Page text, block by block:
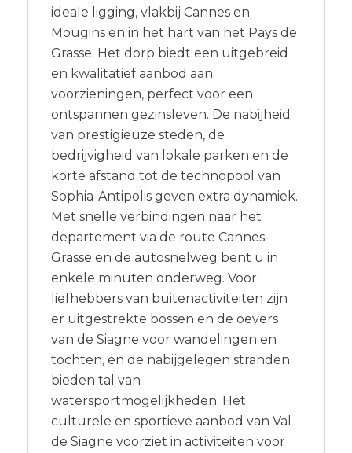
ideale ligging, vlakbij Cannes en
Mougins en in het hart van het Pays de
Grasse. Het dorp biedt een uitgebreid
en kwalitatief aanbod aan
voorzieningen, perfect voor een
ontspannen gezinsleven. De nabijheid
van prestigieuze steden, de
bedrijvigheid van lokale parken en de
korte afstand tot de technopool van
Sophia-Antipolis geven extra dynamiek.
Met snelle verbindingen naar het
departement via de route Cannes-
Grasse en de autosnelweg bent u in
enkele minuten onderweg. Voor
liefhebbers van buitenactiviteiten zijn
er uitgestrekte bossen en de oevers
van de Siagne voor wandelingen en
tochten, en de nabijgelegen stranden
bieden tal van
watersportmogelijkheden. Het
culturele en sportieve aanbod van Val
de Siagne voorziet in activiteiten voor